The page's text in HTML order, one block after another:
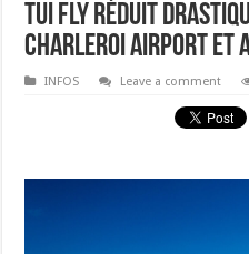
TUI fly réduit
Charleroi Airport et
INFOS Leave a comment